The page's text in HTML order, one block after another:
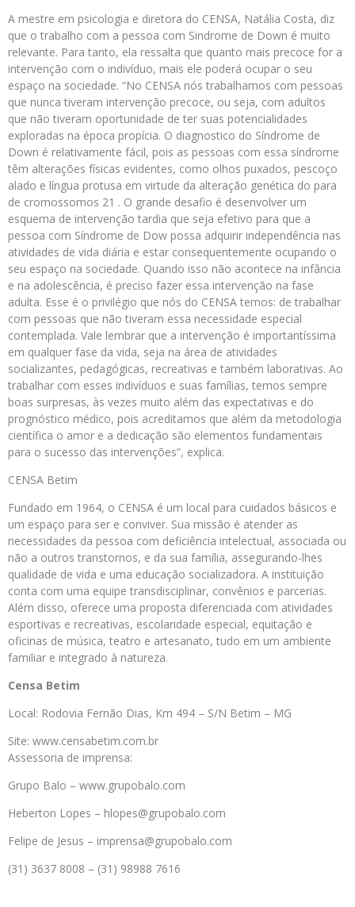
A mestre em psicologia e diretora do CENSA, Natália Costa, diz
que o trabalho com a pessoa com Sindrome de Down é muito
relevante. Para tanto, ela ressalta que quanto mais precoce for a
intervenção com o indivíduo, mais ele poderá ocupar o seu
espaço na sociedade. “No CENSA nós trabalhamos com pessoas
que nunca tiveram intervenção precoce, ou seja, com adultos
que não tiveram oportunidade de ter suas potencialidades
exploradas na época propícia. O diagnostico do Síndrome de
Down é relativamente fácil, pois as pessoas com essa síndrome
têm alterações físicas evidentes, como olhos puxados, pescoço
alado e língua protusa em virtude da alteração genética do para
de cromossomos 21 . O grande desafio é desenvolver um
esquema de intervenção tardia que seja efetivo para que a
pessoa com Síndrome de Dow possa adquirir independência nas
atividades de vida diária e estar consequentemente ocupando o
seu espaço na sociedade. Quando isso não acontece na infância
e na adolescência, é preciso fazer essa intervenção na fase
adulta. Esse é o privilégio que nós do CENSA temos: de trabalhar
com pessoas que não tiveram essa necessidade especial
contemplada. Vale lembrar que a intervenção é importantíssima
em qualquer fase da vida, seja na área de atividades
socializantes, pedagógicas, recreativas e também laborativas. Ao
trabalhar com esses indivíduos e suas famílias, temos sempre
boas surpresas, às vezes muito além das expectativas e do
prognóstico médico, pois acreditamos que além da metodologia
científica o amor e a dedicação são elementos fundamentais
para o sucesso das intervenções”, explica.
CENSA Betim
Fundado em 1964, o CENSA é um local para cuidados básicos e
um espaço para ser e conviver. Sua missão é atender as
necessidades da pessoa com deficiência intelectual, associada ou
não a outros transtornos, e da sua família, assegurando-lhes
qualidade de vida e uma educação socializadora. A instituição
conta com uma equipe transdisciplinar, convênios e parcerias.
Além disso, oferece uma proposta diferenciada com atividades
esportivas e recreativas, escolaridade especial, equitação e
oficinas de música, teatro e artesanato, tudo em um ambiente
familiar e integrado à natureza.
Censa Betim
Local: Rodovia Fernão Dias, Km 494 – S/N Betim – MG
Site: www.censabetim.com.br
Assessoria de imprensa:
Grupo Balo – www.grupobalo.com
Heberton Lopes – hlopes@grupobalo.com
Felipe de Jesus – imprensa@grupobalo.com
(31) 3637 8008 – (31) 98988 7616